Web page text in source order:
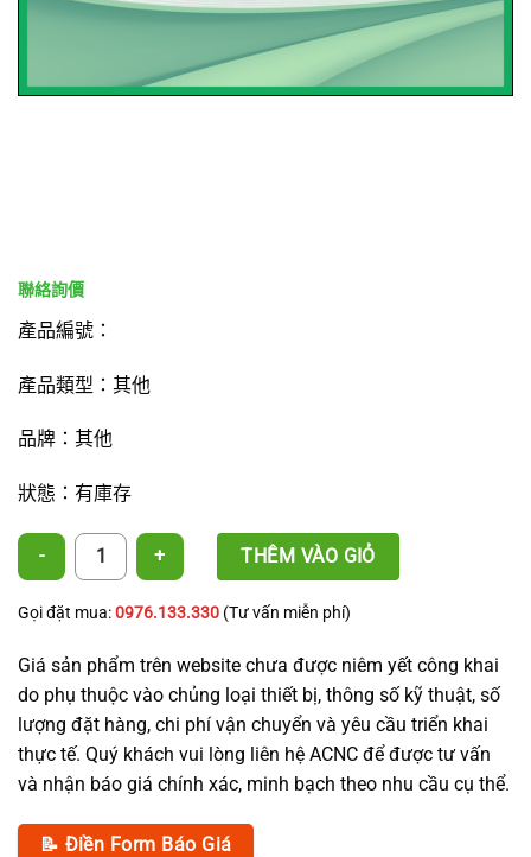
產品編號：
產品類型：其他
品牌：其他
狀態：有庫存
軟質PVC管 90mm x 1.2mm x 8 bar 數量THÊM VÀO GIỎ
Gọi đặt mua:0976.133.330 (Tư vấn miễn phí)
Giá sản phẩm trên website chưa được niêm yết công khai
do phụ thuộc vào chủng loại thiết bị, thông số kỹ thuật, số
lượng đặt hàng, chi phí vận chuyển và yêu cầu triển khai
thực tế. Quý khách vui lòng liên hệ ACNC để được tư vấn
và nhận báo giá chính xác, minh bạch theo nhu cầu cụ thể.
📝 Điền Form Báo Giá